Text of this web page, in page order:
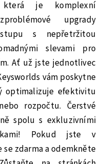
je komplexní
upgrady
s nepřetržitou
slevami pro
Ať už jste jednotlivec
vám poskytne
optimalizuje efektivitu
rozpočtu. Čerstvé
spolu s exkluzivními
Pokud jste v
zdarma a odemkněte